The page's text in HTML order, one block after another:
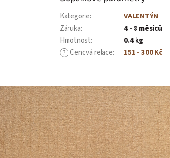
Kategorie:
VALENTÝN
Záruka:
4 - 8 měsíců
Hmotnost: 0.4 kg
? Cenová relace: 151 - 300 Kč
Z
á
p
a